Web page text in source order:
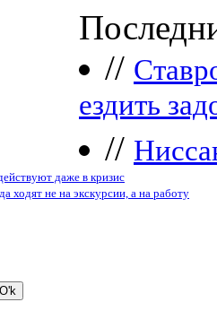
//
ездить
//
даже в кризис
ходят не на экскурсии, а на работу